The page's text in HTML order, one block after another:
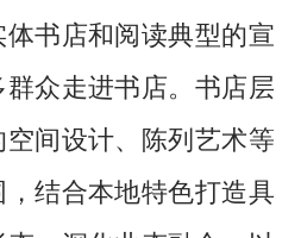
书店和阅读典型的宣
众走进书店。书店层
间设计、陈列艺术等
结合本地特色打造具